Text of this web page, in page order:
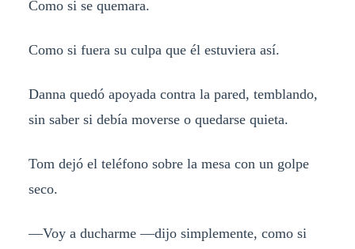
Como si se quemara.
Como si fuera su culpa que él estuviera así.
Danna quedó apoyada contra la pared, temblando,
sin saber si debía moverse o quedarse quieta.
Tom dejó el teléfono sobre la mesa con un golpe
seco.
—Voy a ducharme —dijo simplemente, como si